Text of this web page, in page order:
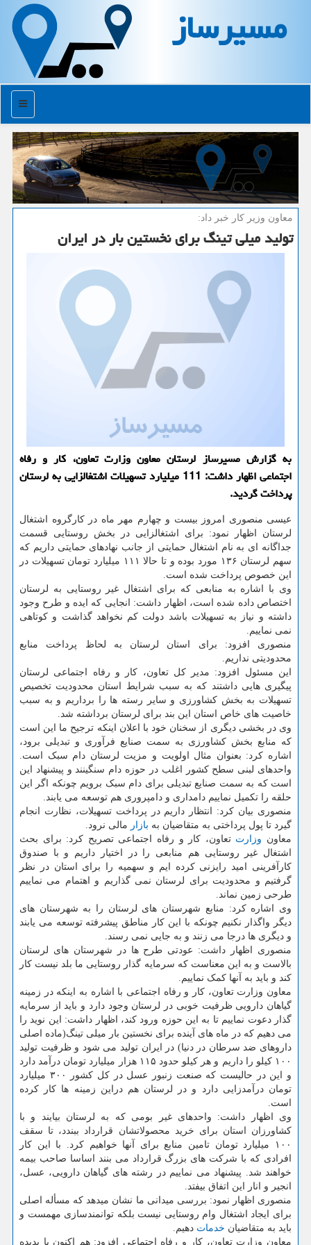
مسیرساز
منو
معاون وزیر كار خبر داد:
تولید میلی تینگ برای نخستین بار در ایران
به گزارش مسیرساز لرستان معاون وزارت تعاون، كار و رفاه
اجتماعی اظهار داشت: 111 میلیارد تسهیلات اشتغالزایی به لرستان
پرداخت گردید.
عیسی منصوری امروز بیست و چهارم مهر ماه در کارگروه اشتغال
لرستان اظهار نمود: برای اشتغالزایی در بخش روستایی قسمت
جداگانه ای به نام اشتغال حمایتی از جانب نهادهای حمایتی داریم که
سهم لرستان ۱۳۶ مورد بوده و تا حالا ۱۱۱ میلیارد تومان تسهیلات در
این خصوص پرداخت شده است.
وی با اشاره به منابعی که برای اشتغال غیر روستایی به لرستان
اختصاص داده شده است، اظهار داشت: انجایی که ایده و طرح وجود
داشته و نیاز به تسهیلات باشد دولت کم نخواهد گذاشت و کوتاهی
نمی نماییم.
منصوری افزود: برای استان لرستان به لحاظ پرداخت منابع
محدودیتی نداریم.
این مسئول افزود: مدیر کل تعاون، کار و رفاه اجتماعی لرستان
پیگیری هایی داشتند که به سبب شرایط استان محدودیت تخصیص
تسهیلات به بخش کشاورزی و سایر رسته ها را برداریم و به سبب
خاصیت های خاص استان این بند برای لرستان برداشته شد.
وی در بخشی دیگری از سخنان خود با اعلان اینکه ترجیح ما این است
که منابع بخش کشاورزی به سمت صنایع فرآوری و تبدیلی برود،
اشاره کرد: بعنوان مثال اولویت و مزیت لرستان دام سبک است.
واحدهای لبنی سطح کشور اغلب در حوزه دام سنگینند و پیشنهاد این
است که به سمت صنایع تبدیلی برای دام سبک برویم چونکه اگر این
حلقه را تکمیل نماییم دامداری و دامپروری هم توسعه می یابند.
منصوری بیان کرد: انتظار داریم در پرداخت تسهیلات، نظارت انجام
گیرد تا پول پرداختی به متقاضیان به بازار مالی نرود.
معاون وزارت تعاون، کار و رفاه اجتماعی تصریح کرد: برای بحث
اشتغال غیر روستایی هم منابعی را در اختیار داریم و با صندوق
کارآفرینی امید رایزنی کرده ایم و سهمیه را برای استان در نظر
گرفتیم و محدودیت برای لرستان نمی گذاریم و اهتمام می نماییم
طرحی زمین نماند.
وی اشاره کرد: منابع شهرستان های لرستان را به شهرستان های
دیگر واگذار نکنیم چونکه با این کار مناطق پیشرفته توسعه می یابند
و دیگری ها درجا می زنند و به جایی نمی رسند.
منصوری اظهار داشت: عودتی طرح ها در شهرستان های لرستان
بالاست و به این معناست که سرمایه گذار روستایی ما بلد نیست کار
کند و باید به آنها کمک نماییم.
معاون وزارت تعاون، کار و رفاه اجتماعی با اشاره به اینکه در زمینه
گیاهان دارویی ظرفیت خوبی در لرستان وجود دارد و باید از سرمایه
گذار دعوت نماییم تا به این حوزه ورود کند، اظهار داشت: این نوید را
می دهیم که در ماه های آینده برای نخستین بار میلی تینگ(ماده اصلی
داروهای ضد سرطان در دنیا) در ایران تولید می شود و ظرفیت تولید
۱۰۰ کیلو را داریم و هر کیلو حدود ۱۱۵ هزار میلیارد تومان درآمد دارد
و این در حالیست که صنعت زنبور عسل در کل کشور ۳۰۰ میلیارد
تومان درآمدزایی دارد و در لرستان هم دراین زمینه ها کار کرده
است.
وی اظهار داشت: واحدهای غیر بومی که به لرستان بیایند و با
کشاورزان استان برای خرید محصولاتشان قرارداد ببندد، تا سقف
۱۰۰ میلیارد تومان تامین منابع برای آنها خواهیم کرد. با این کار
افرادی که با شرکت های بزرگ قرارداد می بنند اساسا صاحب بیمه
خواهند شد. پیشنهاد می نماییم در رشته های گیاهان دارویی، عسل،
انجیر و انار این اتفاق بیفتد.
منصوری اظهار نمود: بررسی میدانی ما نشان میدهد که مسأله اصلی
برای ایجاد اشتغال وام روستایی نیست بلکه توانمندسازی مهمست و
باید به متقاضیان خدمات دهیم.
معاون وزارت تعاون، کار و رفاه اجتماعی افزود: هم اکنون با پدیده